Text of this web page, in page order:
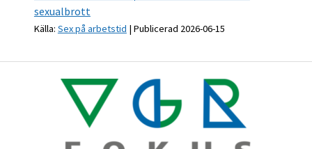
sexualbrott
Källa: Sex på arbetstid Publicerad 2026-06-15